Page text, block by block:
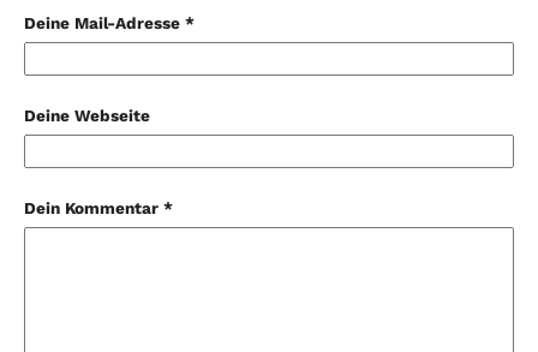
Deine Mail-Adresse *
Deine Webseite
Dein Kommentar *